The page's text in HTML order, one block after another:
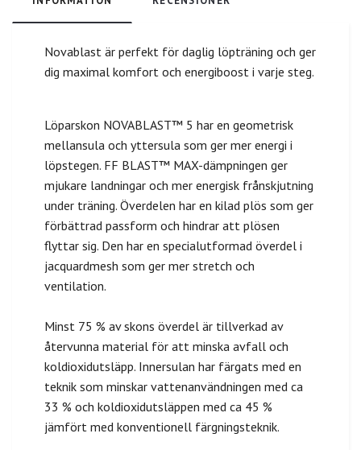
Novablast är perfekt för daglig löpträning och ger
dig maximal komfort och energiboost i varje steg.
Löparskon NOVABLAST™ 5 har en geometrisk
mellansula och yttersula som ger mer energi i
löpstegen. FF BLAST™ MAX-dämpningen ger
mjukare landningar och mer energisk frånskjutning
under träning. Överdelen har en kilad plös som ger
förbättrad passform och hindrar att plösen
flyttar sig. Den har en specialutformad överdel i
jacquardmesh som ger mer stretch och
ventilation.
Minst 75 % av skons överdel är tillverkad av
återvunna material för att minska avfall och
koldioxidutsläpp. Innersulan har färgats med en
teknik som minskar vattenanvändningen med ca
33 % och koldioxidutsläppen med ca 45 %
jämfört med konventionell färgningsteknik.